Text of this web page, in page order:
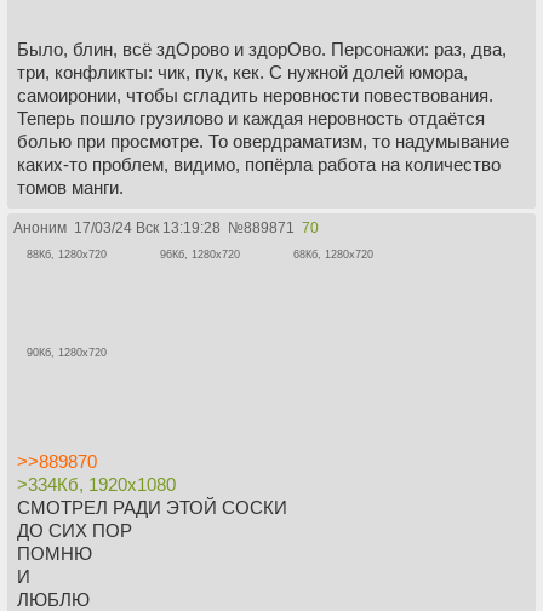
Было, блин, всё здОрово и здорОво. Персонажи: раз, два,
три, конфликты: чик, пук, кек. С нужной долей юмора,
самоиронии, чтобы сгладить неровности повествования.
Теперь пошло грузилово и каждая неровность отдаётся
болью при просмотре. То овердраматизм, то надумывание
каких-то проблем, видимо, попёрла работа на количество
томов манги.
Аноним 17/03/24 Вск 13:19:28 №889871 70
88Кб, 1280x720 96Кб, 1280x720 68Кб, 1280x720
90Кб, 1280x720
>>889870
>334Кб, 1920x1080
СМОТРЕЛ РАДИ ЭТОЙ СОСКИ
ДО СИХ ПОР
ПОМНЮ
И
ЛЮБЛЮ